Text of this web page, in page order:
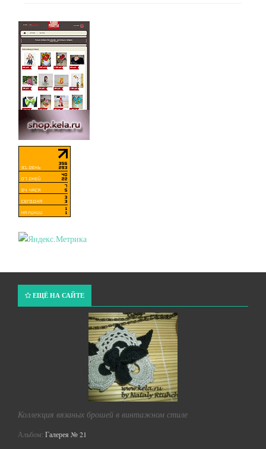
ЕЩЁ НА САЙТЕ
Коллекция вязаных брошей в винтажном стиле
Альбом: Галерея № 21